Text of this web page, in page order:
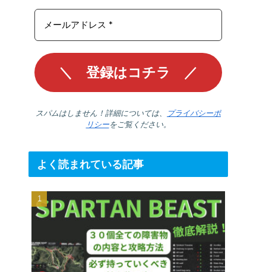
スパムはしません！詳細については、
プライバシーポ
リシーをご覧ください。
よく読まれている記事